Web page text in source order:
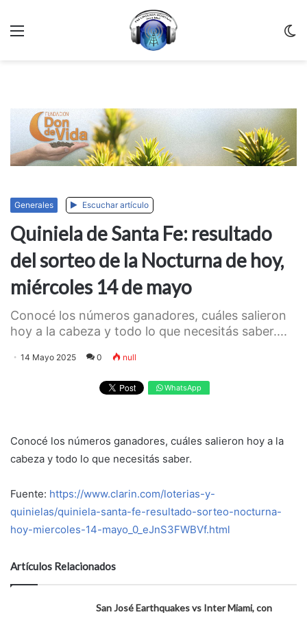
Generales Escuchar artículo
Quiniela de Santa Fe: resultado
del sorteo de la Nocturna de hoy,
miércoles 14 de mayo
Conocé los números ganadores, cuáles salieron
hoy a la cabeza y todo lo que necesitás saber....
14 Mayo 2025 0 null
WhatsApp
Conocé los números ganadores, cuáles salieron hoy a la
cabeza y todo lo que necesitás saber.
Fuente: https://www.clarin.com/loterias-y-
quinielas/quiniela-santa-fe-resultado-sorteo-nocturna-
hoy-miercoles-14-mayo_0_eJnS3FWBVf.html
Artículos Relacionados
San José Earthquakes vs Inter Miami, con